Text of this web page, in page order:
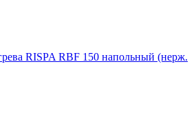
RISPA RBF 150 напольный (нерж.